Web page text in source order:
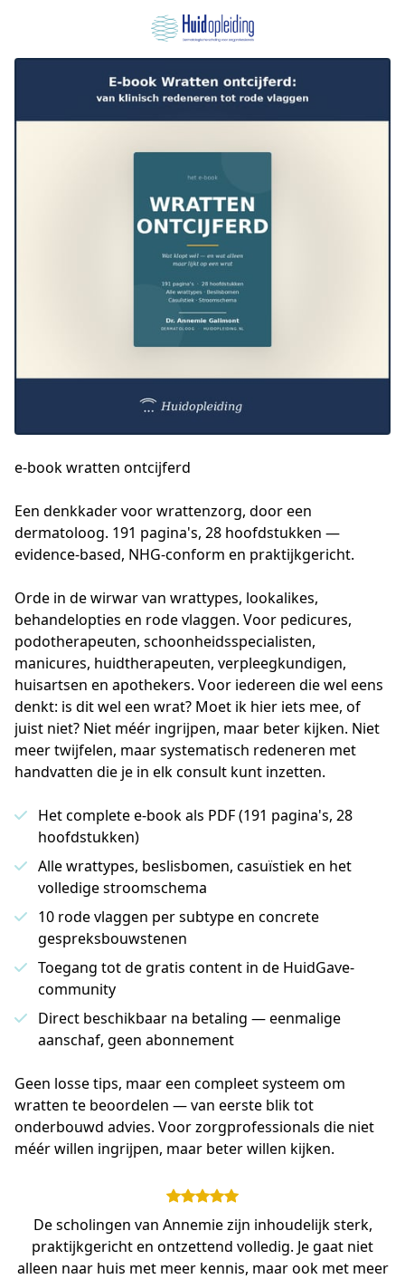
e-book wratten ontcijferd
Een denkkader voor wrattenzorg, door een
dermatoloog. 191 pagina's, 28 hoofdstukken —
evidence-based, NHG-conform en praktijkgericht.
Orde in de wirwar van wrattypes, lookalikes,
behandelopties en rode vlaggen. Voor pedicures,
podotherapeuten, schoonheidsspecialisten,
manicures, huidtherapeuten, verpleegkundigen,
huisartsen en apothekers. Voor iedereen die wel eens
denkt: is dit wel een wrat? Moet ik hier iets mee, of
juist niet? Niet méér ingrijpen, maar beter kijken. Niet
meer twijfelen, maar systematisch redeneren met
handvatten die je in elk consult kunt inzetten.
Het complete e-book als PDF (191 pagina's, 28
hoofdstukken)
Alle wrattypes, beslisbomen, casuïstiek en het
volledige stroomschema
10 rode vlaggen per subtype en concrete
gespreksbouwstenen
Toegang tot de gratis content in de HuidGave-
community
Direct beschikbaar na betaling — eenmalige
aanschaf, geen abonnement
Geen losse tips, maar een compleet systeem om
wratten te beoordelen — van eerste blik tot
onderbouwd advies. Voor zorgprofessionals die niet
méér willen ingrijpen, maar beter willen kijken.
De scholingen van Annemie zijn inhoudelijk sterk,
praktijkgericht en ontzettend volledig. Je gaat niet
alleen naar huis met meer kennis, maar ook met meer